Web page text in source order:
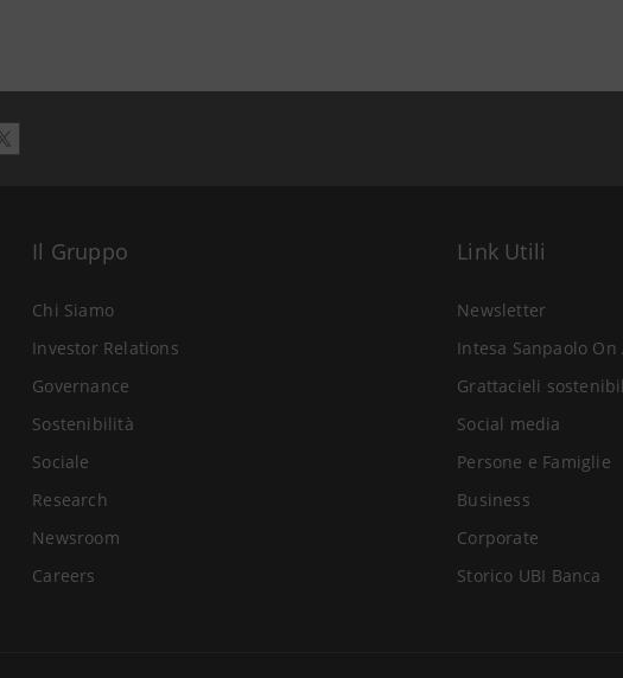
Il Gruppo
Chi Siamo
Investor Relations
Governance
Sostenibilità
Sociale
Research
Newsroom
Careers
Link Utili
Newsletter
Intesa Sanpaolo On
Grattacieli
Social media
Persone e Famiglie
Business
Corporate
Storico UBI Banca